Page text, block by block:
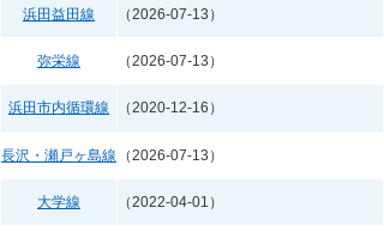
浜田益田線 （2026-07-13）
弥栄線 （2026-07-13）
浜田市内循環線 （2020-12-16）
長沢・瀬戸ヶ島線 （2026-07-13）
大学線 （2022-04-01）